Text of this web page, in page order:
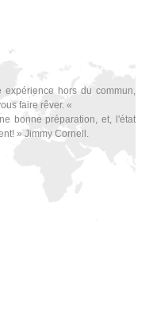
expérience hors du commun,
faire rêver. «
bonne préparation, et, l'état
» Jimmy Cornell.